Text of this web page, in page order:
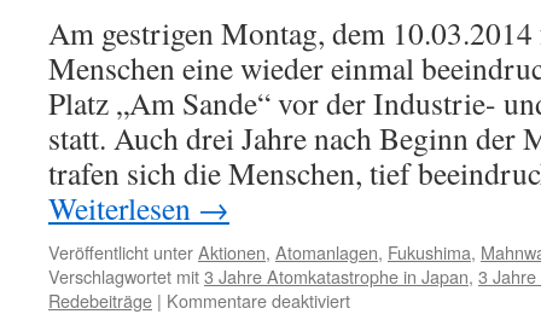
Am gestrigen Montag, dem
Menschen eine wieder einmal
Platz „Am Sande“ vor der Industrie-
statt. Auch drei Jahre nach Beginn der
trafen sich die Menschen, tief
Weiterlesen →
Veröffentlicht unterAktionen, Atomanlagen, Fukushima,
Verschlagwortet mit3 Jahre Atomkatastrophe in Japan, 3 Jahre
Redebeiträge | Kommentare deaktiviertfür